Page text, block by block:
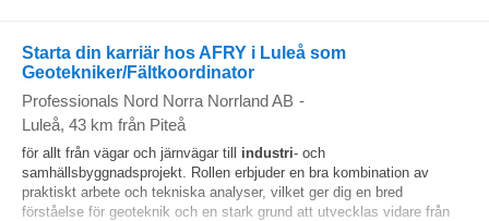
Starta din karriär hos AFRY i Luleå som
Geotekniker/Fältkoordinator
Professionals Nord Norra Norrland AB -
Luleå, 43 km från Piteå
för allt från vägar och järnvägar till industri- och
samhällsbyggnadsprojekt. Rollen erbjuder en bra kombination av
praktiskt arbete och tekniska analyser, vilket ger dig en bred
förståelse för geoteknik och en stark grund att utvecklas vidare från